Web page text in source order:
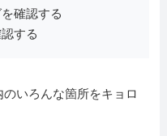
確認する
する
いろんな箇所をキョロ